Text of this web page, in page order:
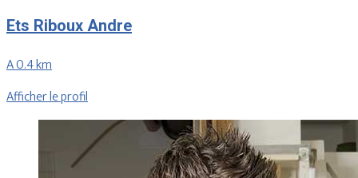
Ets Riboux Andre
A 0.4 km
Afficher le profil